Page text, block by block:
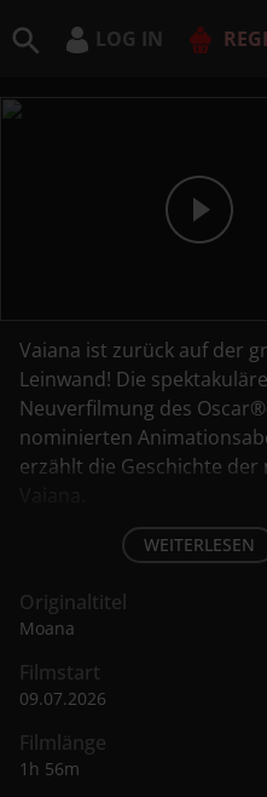
LOG IN
Vaiana ist zurück auf der
Leinwand! Die spektakuläre
Neuverfilmung des
nominierten
erzählt die Geschichte der
WEITERLESEN
Originaltitel
Moana
Filmstart
09.07.2026
Filmlänge
1h 56m